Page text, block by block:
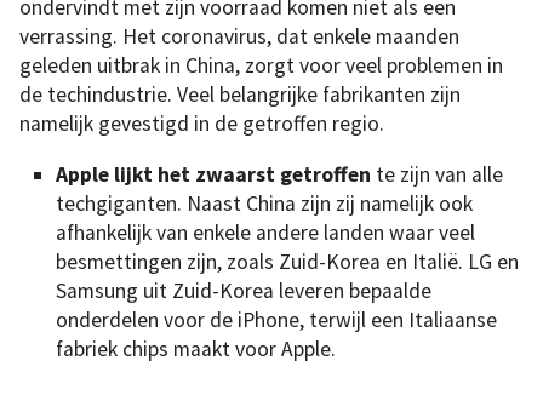
ondervindt met zijn voorraad komen niet als een
verrassing. Het coronavirus, dat enkele maanden
geleden uitbrak in China, zorgt voor veel problemen in
de techindustrie. Veel belangrijke fabrikanten zijn
namelijk gevestigd in de getroffen regio.
Apple lijkt het zwaarst getroffen te zijn van alle
techgiganten. Naast China zijn zij namelijk ook
afhankelijk van enkele andere landen waar veel
besmettingen zijn, zoals Zuid-Korea en Italië. LG en
Samsung uit Zuid-Korea leveren bepaalde
onderdelen voor de iPhone, terwijl een Italiaanse
fabriek chips maakt voor Apple.